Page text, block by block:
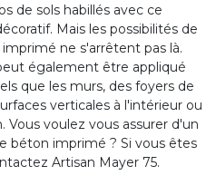
de sols habillés avec ce
Mais les possibilités de
ne s'arrêtent pas là.
également être appliqué
que les murs, des foyers de
verticales à l'intérieur ou
Vous voulez vous assurer d'un
béton imprimé ? Si vous êtes
Artisan Mayer 75.